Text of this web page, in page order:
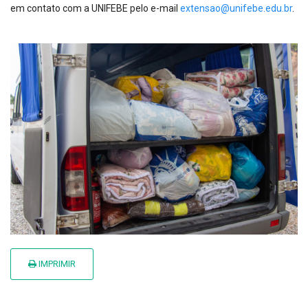
em contato com a UNIFEBE pelo e-mail extensao@unifebe.edu.br.
IMPRIMIR